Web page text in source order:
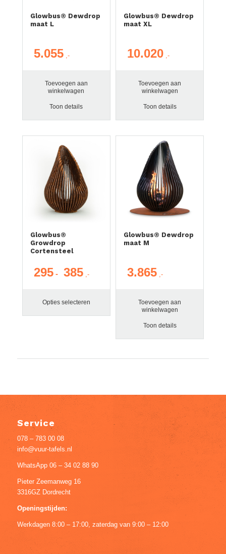
Glowbus® Dewdrop
maat L
5.055
Toevoegen aan
winkelwagen
Toon details
Glowbus® Dewdrop
maat XL
10.020
Toevoegen aan
winkelwagen
Toon details
Glowbus®
Growdrop
Cortensteel
295 - 385Prijsklasse:
Opties selecteren
Glowbus® Dewdrop
maat M
3.865
Toevoegen aan
winkelwagen
Toon details
Service
078 – 783 00 08
info@vuur-tafels.nl
WhatsApp 06 – 34 02 88 90
Pieter Zeemanweg 16
3316GZ Dordrecht
Openingstijden:
Werkdagen 8:00 – 17:00, zaterdag van 9:00 – 12:00